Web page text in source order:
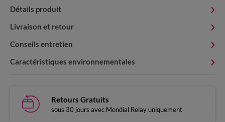
Détails produit
Livraison et retour
Conseils entretien
Caractéristiques environnementales
Retours Gratuits
sous 30 jours avec Mondial Relay uniquement